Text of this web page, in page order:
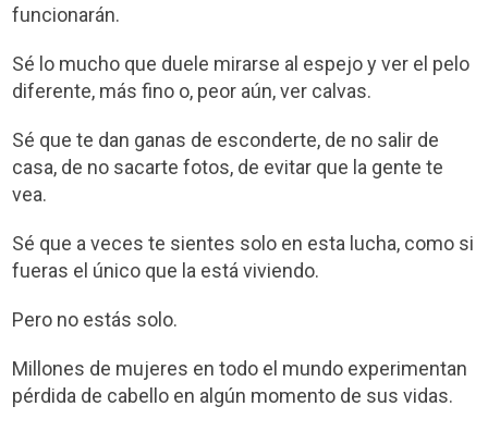
funcionarán.
Sé lo mucho que duele mirarse al espejo y ver el pelo
diferente, más fino o, peor aún, ver calvas.
Sé que te dan ganas de esconderte, de no salir de
casa, de no sacarte fotos, de evitar que la gente te
vea.
Sé que a veces te sientes solo en esta lucha, como si
fueras el único que la está viviendo.
Pero no estás solo.
Millones de mujeres en todo el mundo experimentan
pérdida de cabello en algún momento de sus vidas.